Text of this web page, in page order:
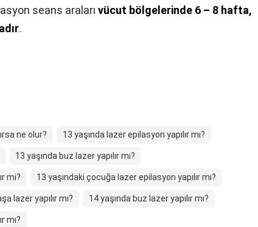
seans araları vücut bölgelerinde 6 – 8 hafta,
.
ne olur? 13 yaşında lazer epilasyon yapılır mı?
13 yaşında buz lazer yapılır mı?
mi? 13 yaşındaki çocuğa lazer epilasyon yapılır mı?
lazer yapılır mı? 14 yaşında buz lazer yapılır mı?
mı?